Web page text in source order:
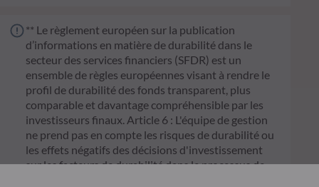
** Le règlement européen sur la publication
d’informations en matière de durabilité dans le
secteur des services financiers (SFDR) est un
ensemble de règles européennes visant à rendre le
profil de durabilité des fonds transparent, plus
comparable et davantage compréhensible par les
investisseurs finaux. Article 6 : L'équipe de gestion
ne prend pas en compte les risques de durabilité ou
les effets négatifs des décisions d'investissement
sur les facteurs de durabilité dans le processus de